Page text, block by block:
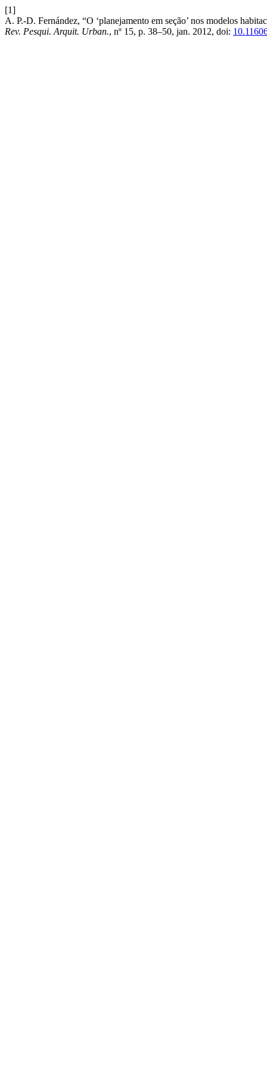
[1]
A. P.-D. Fernández, “O ‘planejamento em seção’ nos modelos
Rev. Pesqui. Arquit. Urban., nº 15, p. 38–50, jan. 2012, doi: